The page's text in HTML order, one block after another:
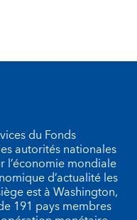
du Fonds
autorités nationales
l’économie mondiale
d’actualité les
est à Washington,
191 pays membres